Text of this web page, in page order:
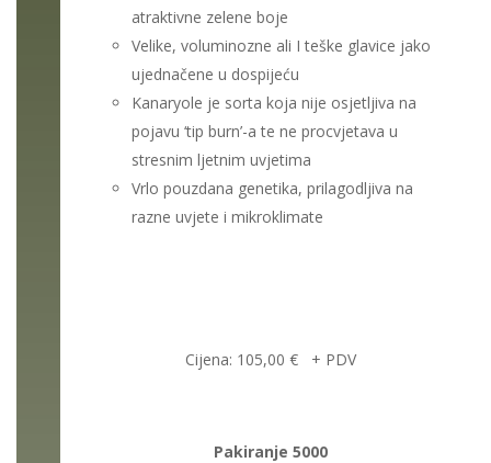
atraktivne zelene boje
Velike, voluminozne ali I teške glavice jako
ujednačene u dospijeću
Kanaryole je sorta koja nije osjetljiva na
pojavu ‘tip burn’-a te ne procvjetava u
stresnim ljetnim uvjetima
Vrlo pouzdana genetika, prilagodljiva na
razne uvjete i mikroklimate
Cijena: 105,00 € + PDV
Pakiranje 5000